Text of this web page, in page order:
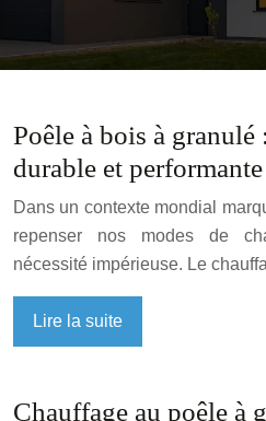
Poêle à bois à
durable et performante
Dans un contexte mondial
repenser nos modes de
nécessité impérieuse. Le
Lire la suite
Chauffage au poêle à